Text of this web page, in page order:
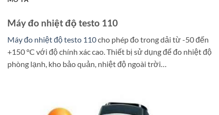
Máy đo nhiệt độ testo 110
Máy đo nhiệt độ testo 110cho phép đo trong dải từ -50 đến
+150 °C với độ chính xác cao. Thiết bị sử dụng để đo nhiệt độ
phòng lạnh, kho bảo quản, nhiệt độ ngoài trời…